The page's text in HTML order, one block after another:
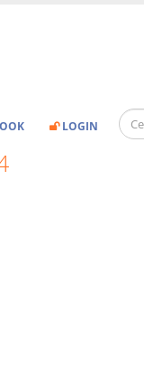
LOGIN